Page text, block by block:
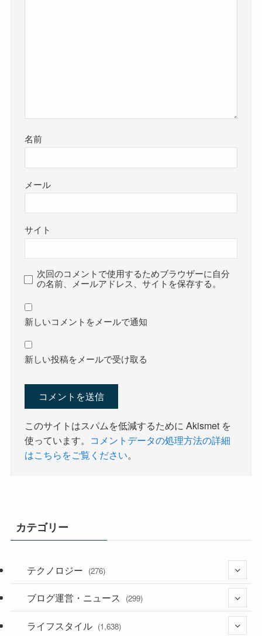
名前
メール
サイト
次回のコメントで使用するためブラウザーに自分
の名前、メールアドレス、サイトを保存する。
新しいコメントをメールで通知
新しい投稿をメールで受け取る
このサイトはスパムを低減するために Akismet を
使っています。 コメントデータの処理方法の詳細
はこちらをご覧ください。
カテゴリー
テクノロジー (276)
(36)
(187)
ブログ運営・ニュース (299)
(118)
ライフスタイル (1,638)